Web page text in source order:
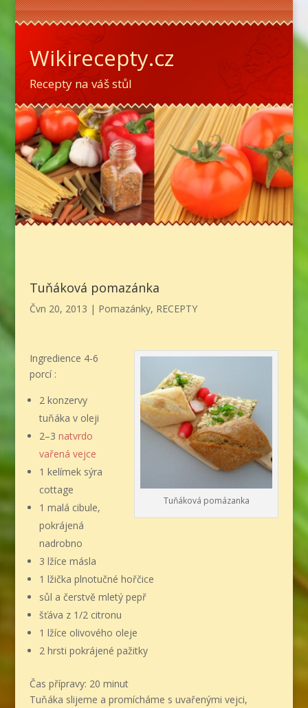
Wikirecepty.cz
Recepty na váš stůl
Tuňáková pomazánka
Čvn 20, 2013 | Pomazánky, RECEPTY
Tuňáková pomázanka
Ingredience 4-6
porcí :
2 konzervy
tuňáka v oleji
2–3 natvrdo
vařená vejce
1 kelímek sýra
cottage
1 malá cibule,
pokrájená
nadrobno
3 lžíce másla
1 lžička plnotučné hořčice
sůl a čerstvě mletý pepř
šťáva z 1/2 citronu
1 lžíce olivového oleje
2 hrsti pokrájené pažitky
Čas přípravy: 20 minut
Tuňáka slijeme a promícháme s uvařenými vejci,